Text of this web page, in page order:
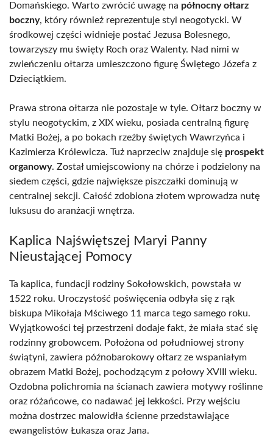
Domańskiego. Warto zwrócić uwagę na północny ołtarz
boczny, który również reprezentuje styl neogotycki. W
środkowej części widnieje postać Jezusa Bolesnego,
towarzyszy mu święty Roch oraz Walenty. Nad nimi w
zwieńczeniu ołtarza umieszczono figurę Świętego Józefa z
Dzieciątkiem.
Prawa strona ołtarza nie pozostaje w tyle. Ołtarz boczny w
stylu neogotyckim, z XIX wieku, posiada centralną figurę
Matki Bożej, a po bokach rzeźby świętych Wawrzyńca i
Kazimierza Królewicza. Tuż naprzeciw znajduje się prospekt
organowy. Został umiejscowiony na chórze i podzielony na
siedem części, gdzie największe piszczałki dominują w
centralnej sekcji. Całość zdobiona złotem wprowadza nutę
luksusu do aranżacji wnętrza.
Kaplica Najświętszej Maryi Panny
Nieustającej Pomocy
Ta kaplica, fundacji rodziny Sokołowskich, powstała w
1522 roku. Uroczystość poświęcenia odbyła się z rąk
biskupa Mikołaja Mściwego 11 marca tego samego roku.
Wyjątkowości tej przestrzeni dodaje fakt, że miała stać się
rodzinny grobowcem. Położona od południowej strony
świątyni, zawiera późnobarokowy ołtarz ze wspaniałym
obrazem Matki Bożej, pochodzącym z połowy XVIII wieku.
Ozdobna polichromia na ścianach zawiera motywy roślinne
oraz różańcowe, co nadawać jej lekkości. Przy wejściu
można dostrzec malowidła ścienne przedstawiające
ewangelistów Łukasza oraz Jana.